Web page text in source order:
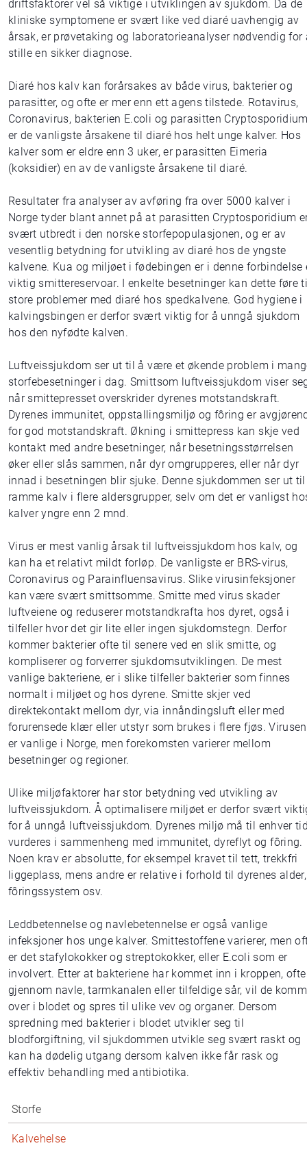
driftsfaktorer vel så viktige i utviklingen av sjukdom. Da de
kliniske symptomene er svært like ved diaré uavhengig av
årsak, er prøvetaking og laboratorieanalyser nødvendig for
stille en sikker diagnose.
Diaré hos kalv kan forårsakes av både virus, bakterier og
parasitter, og ofte er mer enn ett agens tilstede. Rotavirus,
Coronavirus, bakterien E.coli og parasitten
er de vanligste årsakene til diaré hos helt unge kalver. Hos
kalver som er eldre enn 3 uker, er parasitten Eimeria
(koksidier) en av de vanligste årsakene til diaré.
Resultater fra analyser av avføring fra over 5000 kalver i
Norge tyder blant annet på at parasitten Cryptosporidium
svært utbredt i den norske storfepopulasjonen, og er av
vesentlig betydning for utvikling av diaré hos de yngste
kalvene. Kua og miljøet i fødebingen er i denne forbindelse
viktig smittereservoar. I enkelte besetninger kan dette føre
store problemer med diaré hos spedkalvene. God hygiene i
kalvingsbingen er derfor svært viktig for å unngå sjukdom
hos den nyfødte kalven.
Luftveissjukdom ser ut til å være et økende problem i
storfebesetninger i dag. Smittsom luftveissjukdom viser
når smittepresset overskrider dyrenes motstandskraft.
Dyrenes immunitet, oppstallingsmiljø og fôring er
for god motstandskraft. Økning i smittepress kan skje ved
kontakt med andre besetninger, når besetningsstørrelsen
øker eller slås sammen, når dyr omgrupperes, eller når dyr
innad i besetningen blir sjuke. Denne sjukdommen ser ut
ramme kalv i flere aldersgrupper, selv om det er vanligst
kalver yngre enn 2 mnd.
Virus er mest vanlig årsak til luftveissjukdom hos kalv, og
kan ha et relativt mildt forløp. De vanligste er BRS-virus,
Coronavirus og Parainfluensavirus. Slike virusinfeksjoner
kan være svært smittsomme. Smitte med virus skader
luftveiene og reduserer motstandkrafta hos dyret, også i
tilfeller hvor det gir lite eller ingen sjukdomstegn. Derfor
kommer bakterier ofte til senere ved en slik smitte, og
kompliserer og forverrer sjukdomsutviklingen. De mest
vanlige bakteriene, er i slike tilfeller bakterier som finnes
normalt i miljøet og hos dyrene. Smitte skjer ved
direktekontakt mellom dyr, via innåndingsluft eller med
forurensede klær eller utstyr som brukes i flere fjøs.
er vanlige i Norge, men forekomsten varierer mellom
besetninger og regioner.
Ulike miljøfaktorer har stor betydning ved utvikling av
luftveissjukdom. Å optimalisere miljøet er derfor svært
for å unngå luftveissjukdom. Dyrenes miljø må til enhver
vurderes i sammenheng med immunitet, dyreflyt og fôring.
Noen krav er absolutte, for eksempel kravet til tett, trekkfri
liggeplass, mens andre er relative i forhold til dyrenes alder,
fôringssystem osv.
Leddbetennelse og navlebetennelse er også vanlige
infeksjoner hos unge kalver. Smittestoffene varierer, men
er det stafylokokker og streptokokker, eller E.coli som er
involvert. Etter at bakteriene har kommet inn i kroppen, ofte
gjennom navle, tarmkanalen eller tilfeldige sår, vil de
over i blodet og spres til ulike vev og organer. Dersom
spredning med bakterier i blodet utvikler seg til
blodforgiftning, vil sjukdommen utvikle seg svært raskt og
kan ha dødelig utgang dersom kalven ikke får rask og
effektiv behandling med antibiotika.
Storfe
Kalvehelse